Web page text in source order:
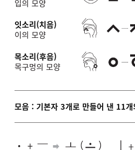
입의 모양
잇소리(치음)
이의 모양
목소리(후음)
목구멍의 모양
모음 : 기본자 3개로 만들어 낸 11개